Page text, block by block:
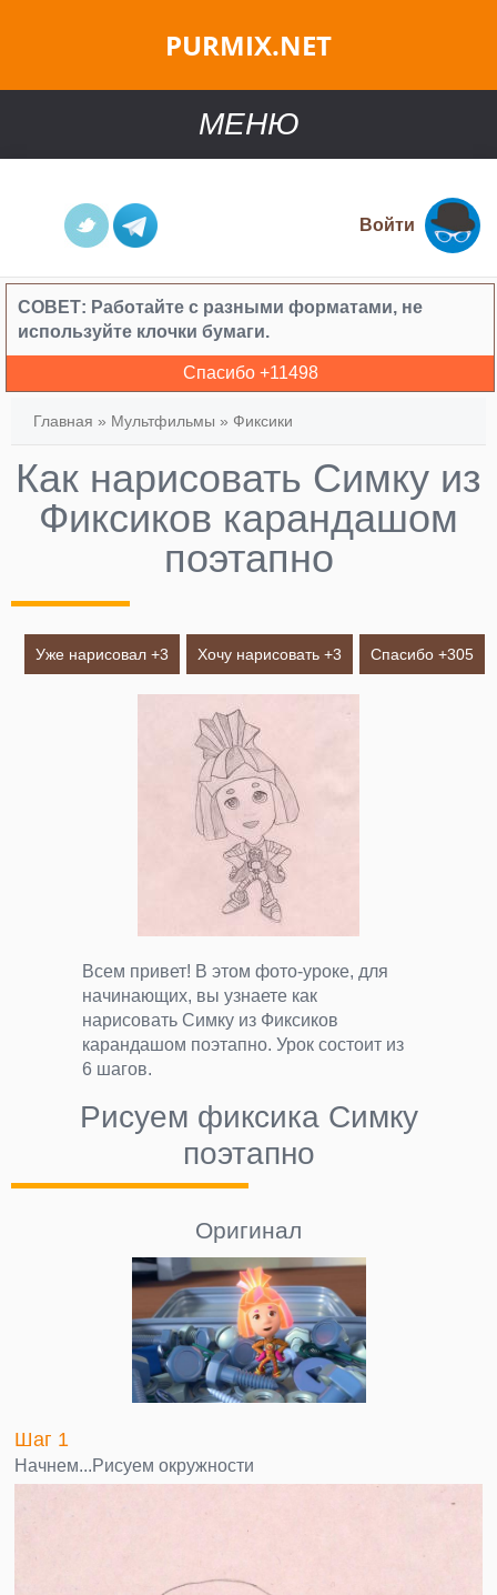
PURMIX.NET
МЕНЮ
Войти
СОВЕТ: Работайте с разными форматами, не
используйте клочки бумаги.
Спасибо +11498
Главная » Мультфильмы » Фиксики
Как нарисовать Симку из
Фиксиков карандашом
поэтапно
Уже нарисовал +3 Хочу нарисовать +3 Спасибо +305
Всем привет! В этом фото-уроке, для
начинающих, вы узнаете как
нарисовать Симку из Фиксиков
карандашом поэтапно. Урок состоит из
6 шагов.
Рисуем фиксика Симку
поэтапно
Оригинал
Шаг 1
Начнем...Рисуем окружности